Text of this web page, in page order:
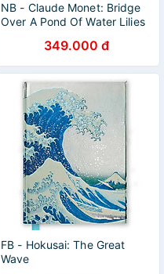
NB - Claude Monet: Bridge
Over A Pond Of Water Lilies
349.000 đ
FB - Hokusai: The Great
Wave